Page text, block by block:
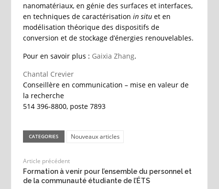
nanomatériaux, en génie des surfaces et interfaces,
en techniques de caractérisation in situet en
modélisation théorique des dispositifs de
conversion et de stockage d’énergies renouvelables.
Pour en savoir plus : Gaixia Zhang.
Chantal Crevier
Conseillère en communication – mise en valeur de
la recherche
514 396-8800, poste 7893
CATEGORIES Nouveaux articles
Article précédent
Formation à venir pour l’ensemble du personnel et
de la communauté étudiante de l’ÉTS